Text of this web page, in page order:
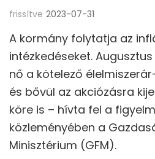
frissítve 2023-07-31
A kormány folytatja az
intézkedéseket.
nő a kötelező
és bővül az akciózásra
köre is – hívta fel a
közleményében a
Minisztérium (GFM).